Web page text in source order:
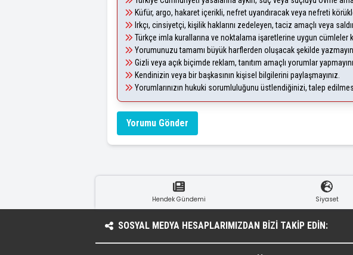
Küfür, argo, hakaret içerikli, nefret uyandıracak veya nefreti
Irkçı, cinsiyetçi, kişilik haklarını zedeleyen, taciz amaçlı veya
Türkçe imla kurallarına ve noktalama işaretlerine uygun cümleler
Yorumunuzu tamamı büyük harflerden oluşacak şekilde
Gizli veya açık biçimde reklam, tanıtım amaçlı yorumlar
Kendinizin veya bir başkasının kişisel bilgilerini paylaşmayınız.
Yorumlarınızın hukuki sorumluluğunu üstlendiğinizi, talep
Yorumu Gönder
Hendek Gündemi Siyaset
SOSYAL MEDYA HESAPLARIMIZDAN BIZI TAKIP EDIN: